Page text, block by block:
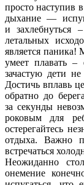
просто наступив
дыхание —
и захлебнуться
летальных
является паника!
умеет плавать
зачастую дети
Достичь вплавь
обратно до
за секунды
роковым для
остерегайтесь
отдыха. Важно
встречаться
Неожиданно
онемение